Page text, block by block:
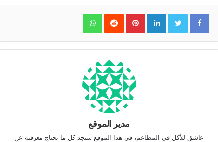
LinkedIn
Pinterest
WhatsApp
مدير الموقع
عاشق للأكل في المطاعم، في هذا الموقع ستجد كل ما تحتاج معرفته عن